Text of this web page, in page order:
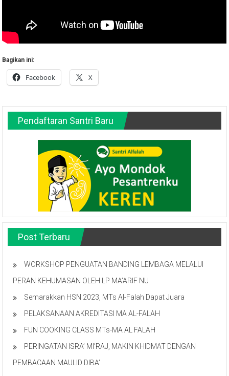
Bagikan ini:
Facebook X
Pendaftaran Santri Baru
Post Terbaru
WORKSHOP PENGUATAN BANDING LEMBAGA MELALUI
PERAN KEHUMASAN OLEH LP MA’ARIF NU
Semarakkan HSN 2023, MTs Al-Falah Dapat Juara
PELAKSANAAN AKREDITASI MA AL-FALAH
FUN COOKING CLASS MTs-MA AL FALAH
PERINGATAN ISRA’ MI’RAJ, MAKIN KHIDMAT DENGAN
PEMBACAAN MAULID DIBA’